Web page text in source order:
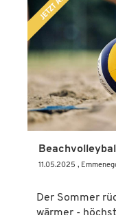
11.05.2025 ,
Der Sommer